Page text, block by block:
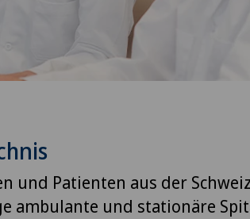
und Patienten aus der
ambulante und stationäre